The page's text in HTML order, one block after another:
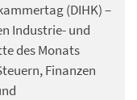
(DIHK) –
Industrie- und
des Monats
Finanzen